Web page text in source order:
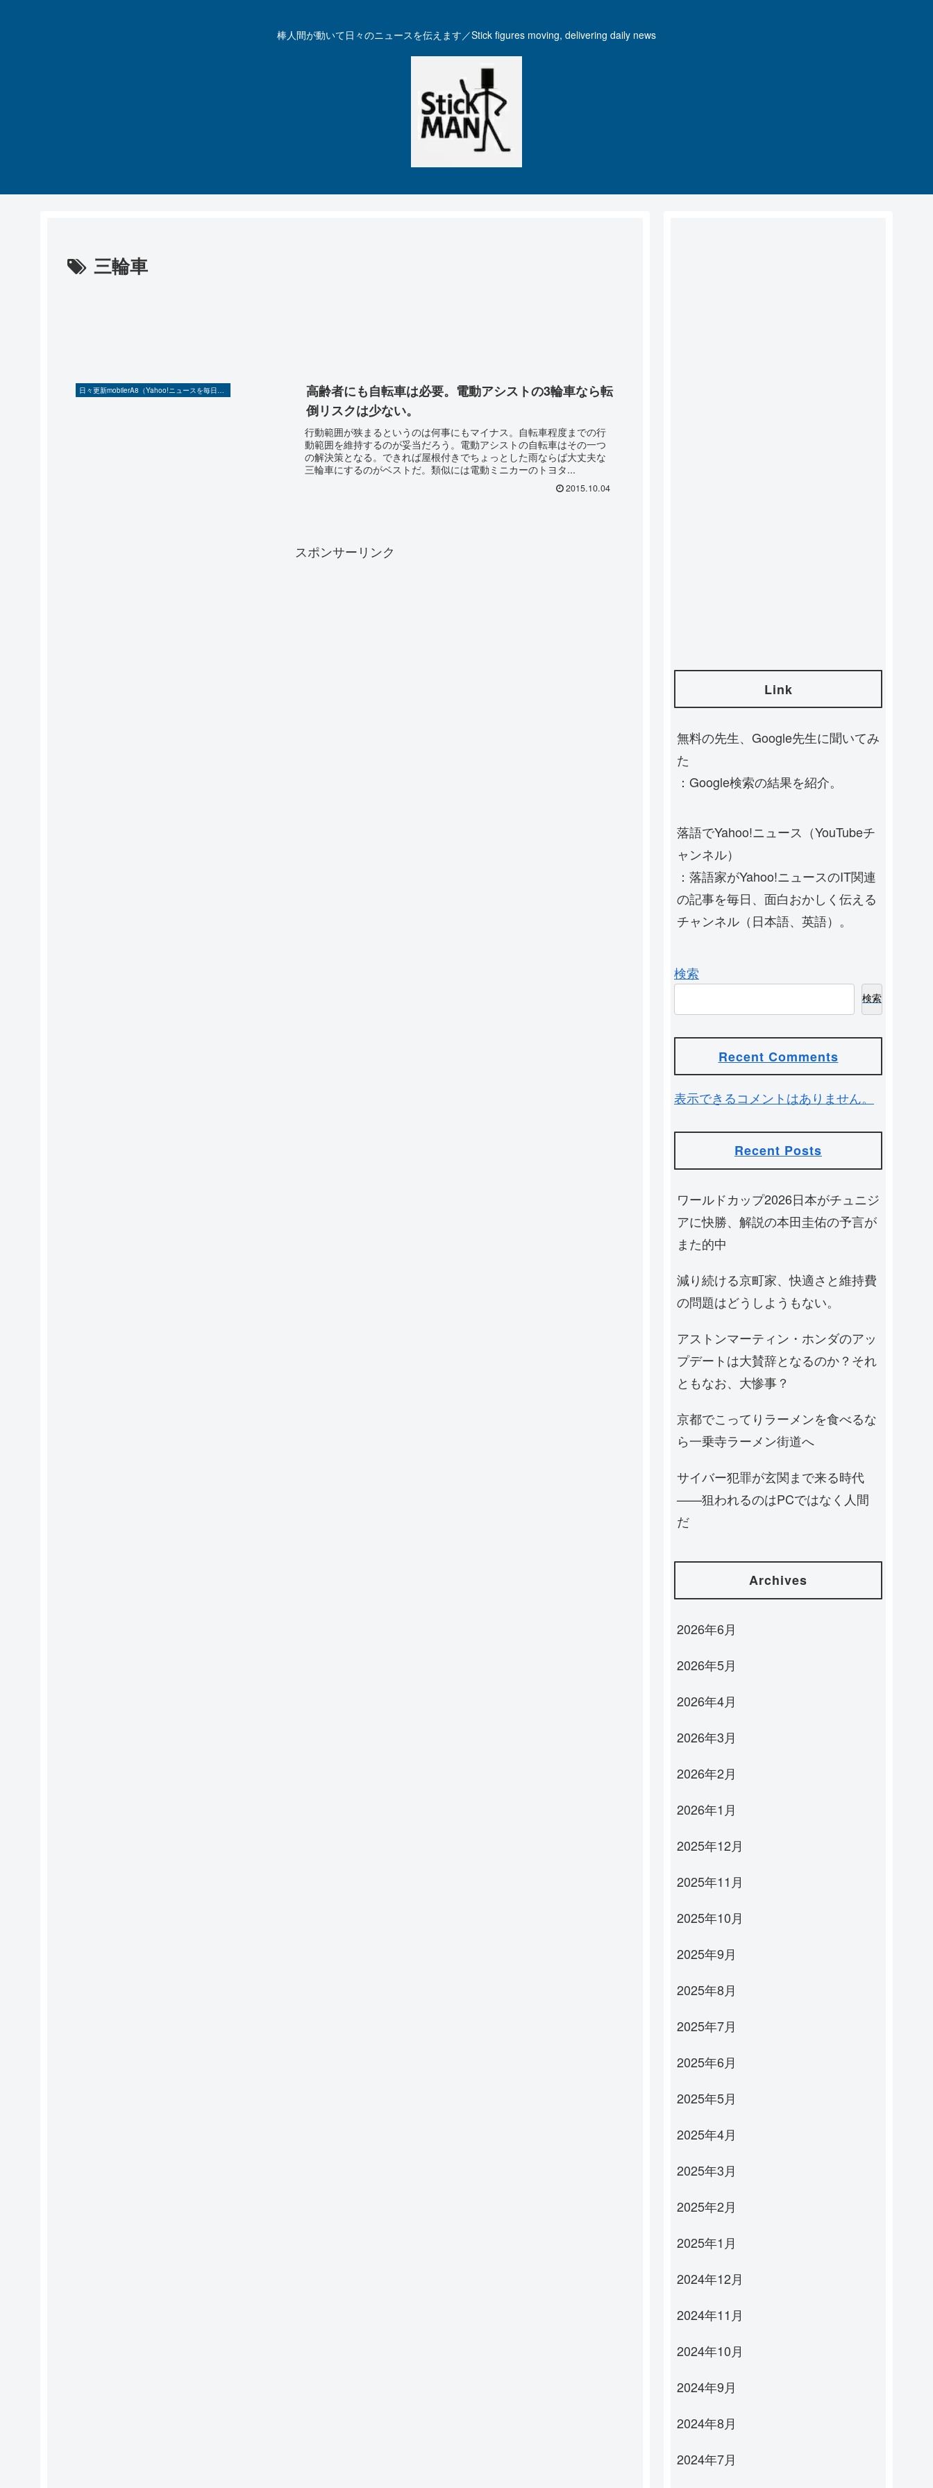
棒人間が動いて日々のニュースを伝えます／Stick figures moving, delivering daily news
三輪車
日々更新mobilerA8（Yahoo!ニュースを毎日ウォッチ）
高齢者にも自転車は必要。電動アシストの3輪車なら転
倒リスクは少ない。
行動範囲が狭まるというのは何事にもマイナス。自転車程度までの行
動範囲を維持するのが妥当だろう。電動アシストの自転車はその一つ
の解決策となる。できれば屋根付きでちょっとした雨ならば大丈夫な
三輪車にするのがベストだ。類似には電動ミニカーのトヨタ...
2015.10.04
スポンサーリンク
Link
無料の先生、Google先生に聞いてみ
た
：Google検索の結果を紹介。
落語でYahoo!ニュース（YouTubeチ
ャンネル）
：落語家がYahoo!ニュースのIT関連
の記事を毎日、面白おかしく伝える
チャンネル（日本語、英語）。
検索
検索
Recent Comments
表示できるコメントはありません。
Recent Posts
ワールドカップ2026日本がチュニジ
アに快勝、解説の本田圭佑の予言が
また的中
減り続ける京町家、快適さと維持費
の問題はどうしようもない。
アストンマーティン・ホンダのアッ
プデートは大賛辞となるのか？それ
ともなお、大惨事？
京都でこってりラーメンを食べるな
ら一乗寺ラーメン街道へ
サイバー犯罪が玄関まで来る時代
——狙われるのはPCではなく人間
だ
Archives
2026年6月
2026年5月
2026年4月
2026年3月
2026年2月
2026年1月
2025年12月
2025年11月
2025年10月
2025年9月
2025年8月
2025年7月
2025年6月
2025年5月
2025年4月
2025年3月
2025年2月
2025年1月
2024年12月
2024年11月
2024年10月
2024年9月
2024年8月
2024年7月